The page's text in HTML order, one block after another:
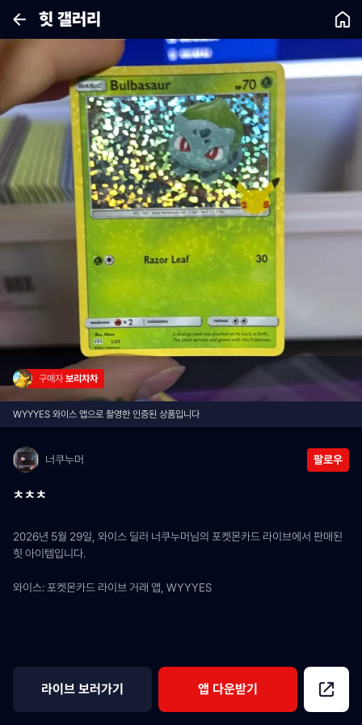
힛 갤러리
구매자 보리차차
WYYYES 와이스 앱으로 촬영한 인증된 상품입니다
너쿠누머 팔로우
ㅊㅊㅊ
2026년 5월 29일, 와이스 딜러 너쿠누머님의 포켓몬카드 라이브에서 판매된
힛 아이템입니다.
와이스: 포켓몬카드 라이브 거래 앱, WYYYES
라이브 보러가기 앱 다운받기